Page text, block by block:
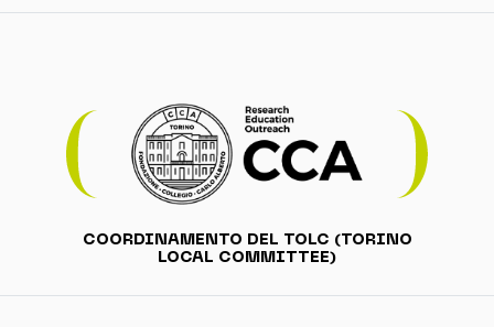
COORDINAMENTO DEL TOLC (TORINO
LOCAL COMMITTEE)